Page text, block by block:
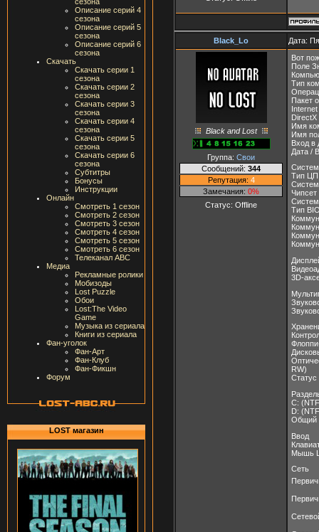
Описание серий 4
сезона
Описание серий 5
сезона
Описание серий 6
сезона
Скачать
Скачать серии 1
сезона
Скачать серии 2
сезона
Скачать серии 3
сезона
Скачать серии 4
сезона
Скачать серии 5
сезона
Скачать серии 6
сезона
Субтитры
Бонусы
Инструкции
Онлайн
Смотреть 1 сезон
Смотреть 2 сезон
Смотреть 3 сезон
Смотреть 4 сезон
Смотреть 5 сезон
Смотреть 6 сезон
Телеканал ABC
Медиа
Рекламные ролики
Мобизоды
Lost Puzzle
Обои
Lost:The Video
Game
Музыка из сериала
Книги из сериала
Фан-уголок
Фан-Арт
Фан-Клуб
Фан-Фикшн
Форум
LOST магазин
Black_Lo Дата:
Black and Lost
Группа: Свои
Сообщений: 344
Репутация: 4
Замечания: 0%
Статус: Offline
Вот
Поле
Тип
Пакет
Имя
Имя
Вход в
Дата /
Тип ЦП
Тип
3D-
RW)
Статус
C:
D:
Общий
Ввод
Мышь
Сеть